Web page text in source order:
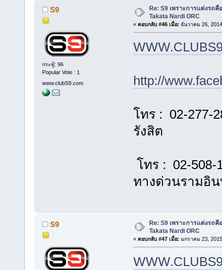
S9
กระทู้: 96
Popular Vote : 1
www.clubS9.com
Re: S9 เพราะการแต่งรถ
Takata Nardi ORC
« ตอบกลับ #46 เมื่อ: ธันวาคม 26,
http://
โทร : 02-277-
รังสิต
โทร : 02-508-
ทางด่วนรามอิ
S9
Re: S9 เพราะการแต่งรถ
Takata Nardi ORC
« ตอบกลับ #47 เมื่อ: มกราคม 23,